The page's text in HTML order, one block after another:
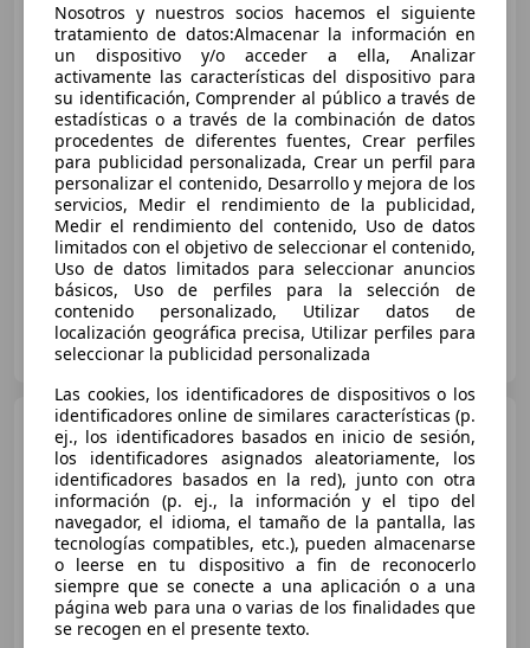
81kW (110CV) S tronic
€ 18.690
Súperoferta
07/2023 44.540 km
Electro/Gasolina
81 kW (110 CV)
Flexicar Terrassa - Can Parellada
ES-08228 Terrassa
Audi A3Sportback 1.4 TFSI
Attraction 125
€ 11.900
Súperoferta
02/2015 136.000 km Gasolina
92 kW (125 CV)
Nosotros y nuestros socios hacemos el siguiente
tratamiento de datos:Almacenar la información en
un dispositivo y/o acceder a ella, Analizar
activamente las características del dispositivo para
su identificación, Comprender al público a través de
estadísticas o a través de la combinación de datos
procedentes de diferentes fuentes, Crear perfiles
para publicidad personalizada, Crear un perfil para
personalizar el contenido, Desarrollo y mejora de los
servicios, Medir el rendimiento de la publicidad,
Medir el rendimiento del contenido, Uso de datos
limitados con el objetivo de seleccionar el contenido,
Uso de datos limitados para seleccionar anuncios
básicos, Uso de perfiles para la selección de
contenido personalizado, Utilizar datos de
localización geográfica precisa, Utilizar perfiles para
seleccionar la publicidad personalizada
Las cookies, los identificadores de dispositivos o los
identificadores online de similares características (p.
ej., los identificadores basados en inicio de sesión,
los identificadores asignados aleatoriamente, los
identificadores basados en la red), junto con otra
información (p. ej., la información y el tipo del
navegador, el idioma, el tamaño de la pantalla, las
tecnologías compatibles, etc.), pueden almacenarse
o leerse en tu dispositivo a fin de reconocerlo
siempre que se conecte a una aplicación o a una
página web para una o varias de los finalidades que
se recogen en el presente texto.